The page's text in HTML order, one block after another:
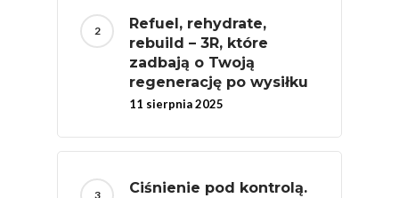
Refuel, rehydrate,
rebuild – 3R, które
zadbają o Twoją
regenerację po wysiłku
11 sierpnia 2025
Ciśnienie pod kontrolą.